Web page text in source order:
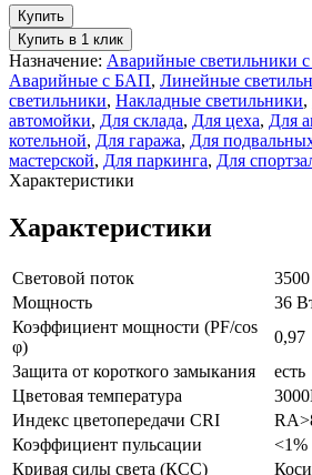
Купить
Купить в 1 клик
Назначение: Аварийные светильники
Аварийные с БАП, Линейные
светильники, Накладные светильники,
автомойки, Для склада, Для цеха, Для
котельной, Для гаража, Для
мастерской, Для паркинга, Для
Характеристики
Характеристики
Световой поток
Мощность
36
Коэффициент мощности (PF/cos
φ)
0,97
Защита от короткого замыкания
есть
Цветовая температура
Индекс цветопередачи CRI
Коэффициент пульсации
<1%
Кривая силы света (КСС)